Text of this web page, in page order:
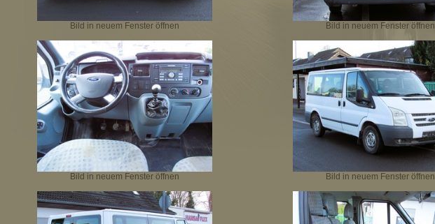
Bild in neuem Fenster öffnen Bild in neuem Fenster öffnen
Bild in neuem Fenster öffnen Bild in neuem Fenster öffnen